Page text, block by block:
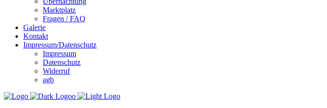
Marktplatz
Fragen / FAQ
Galerie
Kontakt
Impressum/Datenschutz
Impressum
Datenschutz
Widerruf
agb